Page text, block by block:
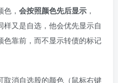
， 会按照颜色先后显示 ，
又是自选，他会优先显示自
靠前，而不显示转债的标记
取消自选股的颜色（鼠标右键